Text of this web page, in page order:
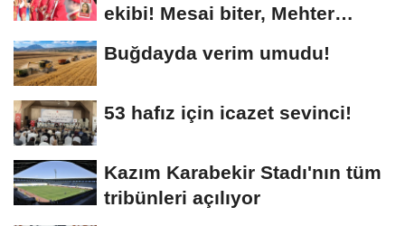
ekibi! Mesai biter, Mehter
Buğdayda verim umudu!
53 hafız için icazet sevinci!
Kazım Karabekir Stadı'nın tüm
tribünleri açılıyor